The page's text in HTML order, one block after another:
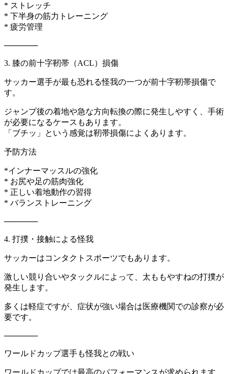
* ストレッチ
* 下半身の筋力トレーニング
* 疲労管理
──────
3. 膝の前十字靭帯（ACL）損傷
サッカー選手が最も恐れる怪我の一つが前十字靭帯損傷で
す。
ジャンプ後の着地や急な方向転換の際に発生しやすく、手術
が必要になるケースもあります。
「ブチッ」という感覚は靭帯損傷によくあります。
予防方法
*インナーマッスルの強化
* お尻や足の筋肉強化
* 正しい着地動作の習得
* バランストレーニング
──────
4. 打撲・接触による怪我
サッカーはコンタクトスポーツでもあります。
激しい競り合いやタックルによって、太ももやすねの打撲が
発生します。
多くは軽症ですが、症状が強い場合は医療機関での診察が必
要です。
──────
ワールドカップ選手も怪我との戦い
ワールドカップでは最高のパフォーマンスが求められます